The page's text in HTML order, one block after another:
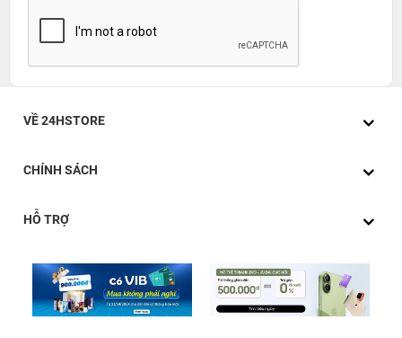
VỀ 24HSTORE
CHÍNH SÁCH
HỖ TRỢ